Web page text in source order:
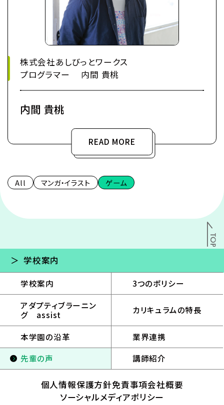
学校案内
学校案内
3つのポリシー
アダプティブラーニン
グ assist
カリキュラムの特長
本学園の沿革
業界連携
先輩の声
講師紹介
株式会社あしびっとワークス
プログラマー 内間 貴桃
内間 貴桃
READ MORE
All マンガ・イラスト ゲーム
個人情報保護方針免責事項会社概要
ソーシャルメディアポリシー